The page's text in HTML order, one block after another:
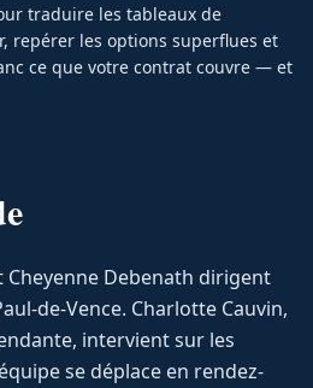
traduire les tableaux de
repérer les options superflues et
ce que votre contrat couvre — et
Debenath dirigent
de-Vence. Charlotte Cauvin,
intervient sur les
se déplace en rendez-